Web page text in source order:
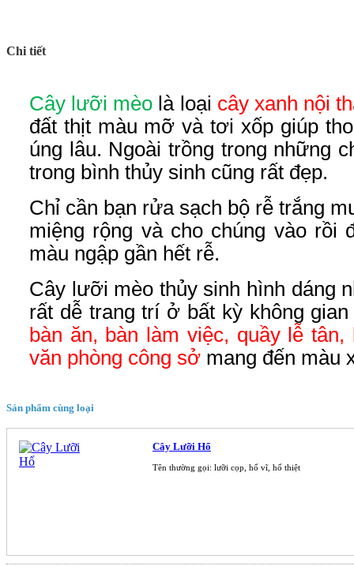
Chi tiết
Cây lưỡi mèo là loại cây xanh nội
đất thịt màu mỡ và tơi xốp giúp
úng lâu. Ngoài trồng trong những
trong bình thủy sinh cũng rất đẹp.
Chỉ cần bạn rửa sạch bộ rễ trắng
miệng rộng và cho chúng vào
màu ngập gần hết rễ.
Cây lưỡi mèo thủy sinh hình dáng
rất dễ trang trí ở bất kỳ không
bàn ăn, bàn làm việc, quầy lễ
văn phòng công sở mang đến màu
Sản phẩm cùng loại
Cây Lưỡi Hổ
Tên thường gọi: lưỡi cọp, hổ vĩ, hổ thiệt